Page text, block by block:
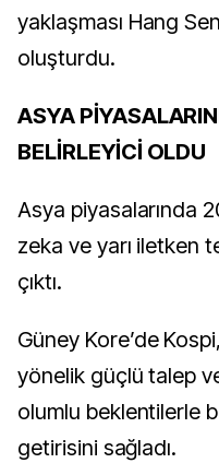
yaklaşması Hang
oluşturdu.
ASYA
BELİRLEYİCİ OLDU
Asya piyasalarında
zeka ve yarı iletken
çıktı.
Güney Kore’de
yönelik güçlü talep
olumlu beklentilerle
getirisini sağladı.